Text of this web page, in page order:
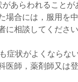
あらわれること
場合には，服用を
に相談してください
症状がよくならな
医師，薬剤師又は